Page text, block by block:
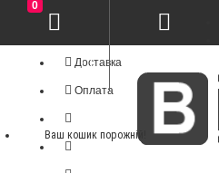
Доставка
Оплата
0
Ваш кошик порожній!